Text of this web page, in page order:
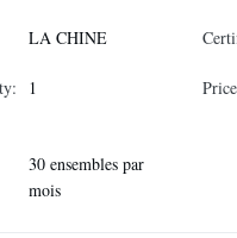
LA CHINE
1
30 ensembles par
mois